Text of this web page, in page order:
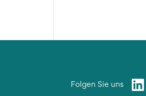
Folgen Sie uns